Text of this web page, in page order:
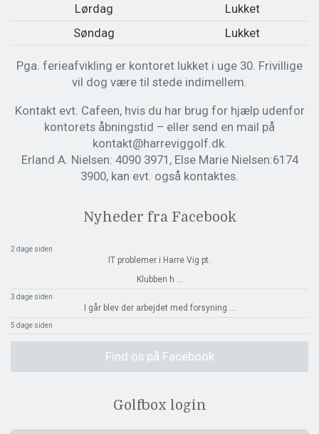
Lørdag
Lukket
Søndag
Lukket
Pga. ferieafvikling er kontoret lukket i uge 30. Frivillige
vil dog være til stede indimellem.
Kontakt evt. Cafeen, hvis du har brug for hjælp udenfor
kontorets åbningstid – eller send en mail på
kontakt@harreviggolf.dk.
Erland A. Nielsen: 4090 3971, Else Marie Nielsen:6174
3900, kan evt. også kontaktes.
Nyheder fra Facebook
2 dage siden
IT problemer i Harre Vig pt.
Klubben h ...
3 dage siden
I går blev der arbejdet med forsyning ...
5 dage siden
Find os på Facebook
Golfbox login